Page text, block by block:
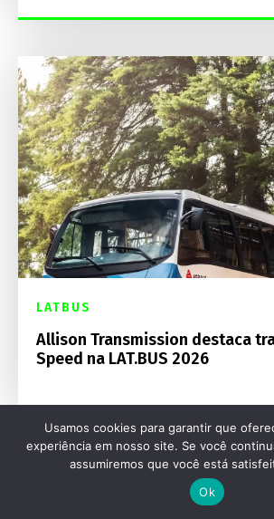
LATBUS
Allison Transmission destaca
Speed na LAT.BUS 2026
Usamos cookies para garantir que
experiência em nosso site. Se você
assumiremos que você está
Ok